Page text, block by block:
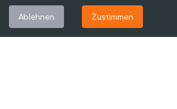
Ablehnen Zustimmen